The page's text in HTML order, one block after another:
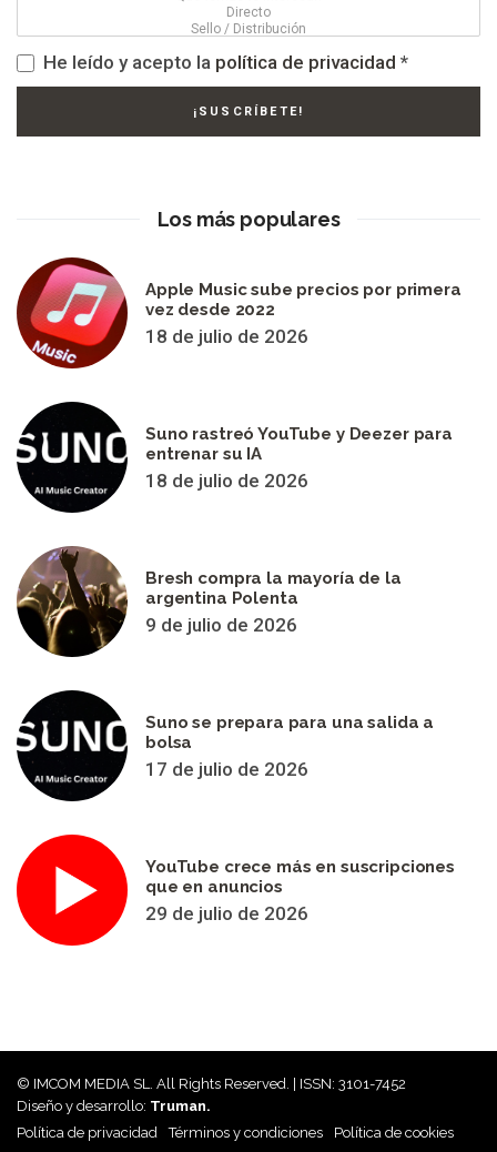
He leído y acepto la política de privacidad *
Los más populares
Apple Music sube precios por primera
vez desde 2022
18 de julio de 2026
Suno rastreó YouTube y Deezer para
entrenar su IA
18 de julio de 2026
Bresh compra la mayoría de la
argentina Polenta
9 de julio de 2026
Suno se prepara para una salida a
bolsa
17 de julio de 2026
YouTube crece más en suscripciones
que en anuncios
29 de julio de 2026
© IMCOM MEDIA SL. All Rights Reserved. | ISSN: 3101-7452
Diseño y desarrollo: Truman.
Política de privacidad
Términos y condiciones Política de cookies